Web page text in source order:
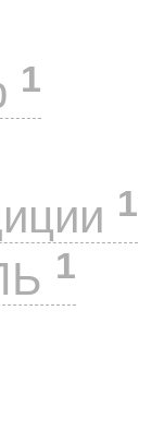
1
1
1